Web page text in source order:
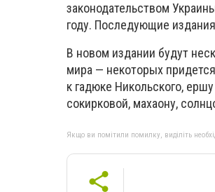
законодательством
году. Последующие
В новом издании будут
мира — некоторых
к гадюке Никольского,
сокирковой, махаону,
Якщо ви помітили помилку, виділіть